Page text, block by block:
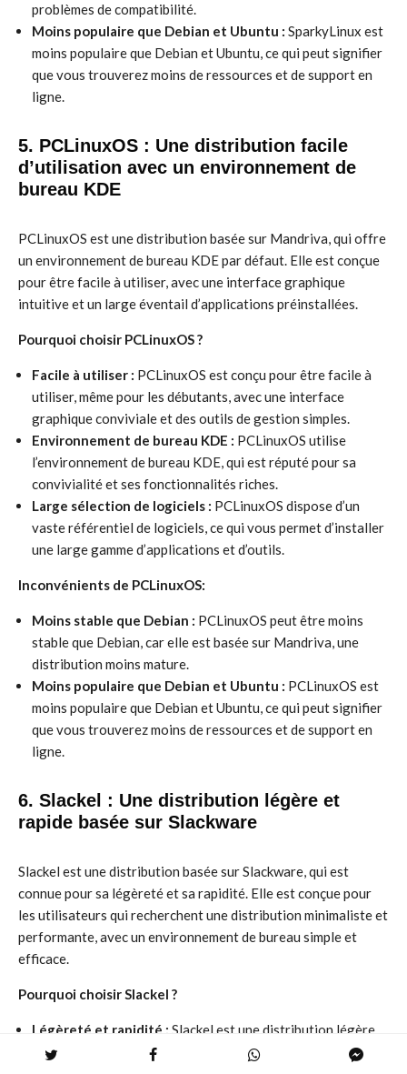
problèmes de compatibilité.
Moins populaire que Debian et Ubuntu : SparkyLinux est
moins populaire que Debian et Ubuntu, ce qui peut signifier
que vous trouverez moins de ressources et de support en
ligne.
5. PCLinuxOS : Une distribution facile
d’utilisation avec un environnement de
bureau KDE
PCLinuxOS est une distribution basée sur Mandriva, qui offre
un environnement de bureau KDE par défaut. Elle est conçue
pour être facile à utiliser, avec une interface graphique
intuitive et un large éventail d’applications préinstallées.
Pourquoi choisir PCLinuxOS ?
Facile à utiliser : PCLinuxOS est conçu pour être facile à
utiliser, même pour les débutants, avec une interface
graphique conviviale et des outils de gestion simples.
Environnement de bureau KDE : PCLinuxOS utilise
l’environnement de bureau KDE, qui est réputé pour sa
convivialité et ses fonctionnalités riches.
Large sélection de logiciels : PCLinuxOS dispose d’un
vaste référentiel de logiciels, ce qui vous permet d’installer
une large gamme d’applications et d’outils.
Inconvénients de PCLinuxOS:
Moins stable que Debian : PCLinuxOS peut être moins
stable que Debian, car elle est basée sur Mandriva, une
distribution moins mature.
Moins populaire que Debian et Ubuntu : PCLinuxOS est
moins populaire que Debian et Ubuntu, ce qui peut signifier
que vous trouverez moins de ressources et de support en
ligne.
6. Slackel : Une distribution légère et
rapide basée sur Slackware
Slackel est une distribution basée sur Slackware, qui est
connue pour sa légèreté et sa rapidité. Elle est conçue pour
les utilisateurs qui recherchent une distribution minimaliste et
performante, avec un environnement de bureau simple et
efficace.
Pourquoi choisir Slackel ?
Légèreté et rapidité : Slackel est une distribution légère
et rapide, idéale pour les ordinateurs anciens ou peu